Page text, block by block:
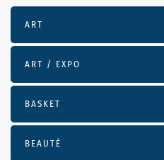
ART
ART / EXPO
BASKET
BEAUTÉ